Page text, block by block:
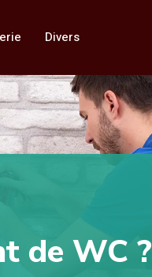
Divers
de WC ?